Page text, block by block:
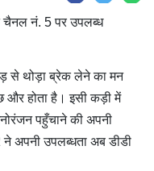
से थोड़ा ब्रेक लेने का मन
और होता है। इसी कड़ी में
पहुँचाने की अपनी
अपनी उपलब्धता अब डीडी